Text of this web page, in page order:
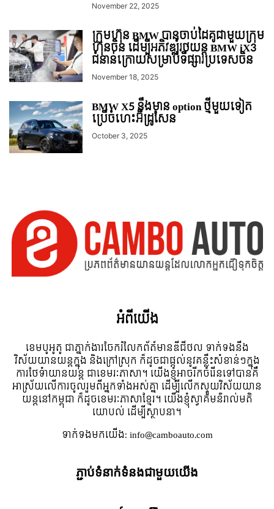
November 22, 2025
ក្រុមហ៊ុន BMW បានចាប់ដៃគូជាមួយក្រុម
ហ៊ុនចិន ដើម្បីអភិវឌ្ឍ៍រថយន្ដ BMW iX3
ជំនាន់ក្រោយសម្រាប់ទីផ្សារប្រទេសចិន
November 18, 2025
BMW X5 នឹងមាន​ option ថ្មីមួយទៀត
ប្រើចំហេះអ៊ីដ្រូសែន
October 3, 2025
អំពី​យើង
ខេមបូអូតូ ជាភ្នាក់ងារចែករំលែកព័ត៍មានឌីជីថល ទាក់ទងនឹង
វិស័យយានយន្តក្នុង និងក្រៅស្រុក ក៏ដូចជាផ្តល់នូវគន្លឹះសំខាន់ៗក្នុង
ការថែទំាយានយន្ត ជាខេមរៈភាសា។ យើងខ្ញុំអាចរីកចំរើនទៅបានគឺ
អាស្រ័យលើការចូលរួមពីអ្នកទាំងអស់គ្នា ដើម្បីលើកស្ទួយវិស័យយាន
យន្តនៅកម្ពុជា ក៏ដូចខេមរៈភាសាខ្មែរ។ យើងខ្ញុំស្វាគមន៌រាល់មតិ
យោបល់ ដើម្បីស្ថាបនា។
ទាក់ទង​មក​យើង:info@camboauto.com
ភ្ជាប់ទំនាក់ទំនងជាមួយយើង